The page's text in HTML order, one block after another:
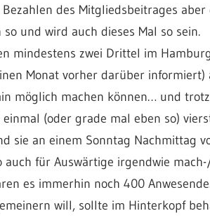
des Mitgliedsbeitrages
und wird auch dieses Mal so sein.
mindestens zwei Drittel im
Monat vorher darüber
möglich machen können… und
(oder grade mal eben so)
sie an einem Sonntag Nachmittag
auch für Auswärtige irgendwie
es immerhin noch 400
will, sollte im Hinterkopf